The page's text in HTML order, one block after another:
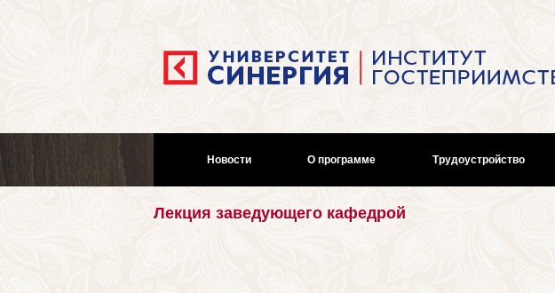
Новости О программе Трудоустройство
Лекция заведующего кафедрой